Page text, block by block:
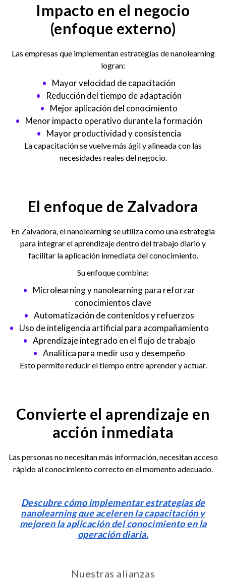
Impacto en el negocio
(enfoque externo)
Las empresas que implementan estrategias de nanolearning
logran:
Mayor velocidad de capacitación
Reducción del tiempo de adaptación
Mejor aplicación del conocimiento
Menor impacto operativo durante la formación
Mayor productividad y consistencia
La capacitación se vuelve más ágil y alineada con las
necesidades reales del negocio.
El enfoque de Zalvadora
En Zalvadora, el nanolearning se utiliza como una estrategia
para integrar el aprendizaje dentro del trabajo diario y
facilitar la aplicación inmediata del conocimiento.
Su enfoque combina:
Microlearning y nanolearning para reforzar
conocimientos clave
Automatización de contenidos y refuerzos
Uso de inteligencia artificial para acompañamiento
Aprendizaje integrado en el flujo de trabajo
Analítica para medir uso y desempeño
Esto permite reducir el tiempo entre aprender y actuar.
Convierte el aprendizaje en
acción inmediata
Las personas no necesitan más información, necesitan acceso
rápido al conocimiento correcto en el momento adecuado.
Descubre cómo implementar estrategias de
nanolearning que aceleren la capacitación y
mejoren la aplicación del conocimiento en la
operación diaria.
Nuestras alianzas